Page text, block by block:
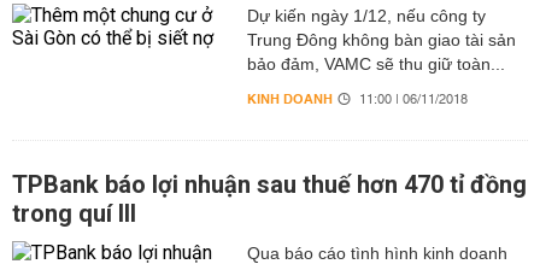
Dự kiến ngày 1/12, nếu công ty
Trung Đông không bàn giao tài sản
bảo đảm, VAMC sẽ thu giữ toàn...
KINH DOANH 11:00 | 06/11/2018
TPBank báo lợi nhuận sau thuế hơn 470 tỉ đồng
trong quí III
Qua báo cáo tình hình kinh doanh